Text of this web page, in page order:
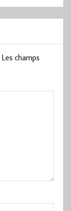
Les champs